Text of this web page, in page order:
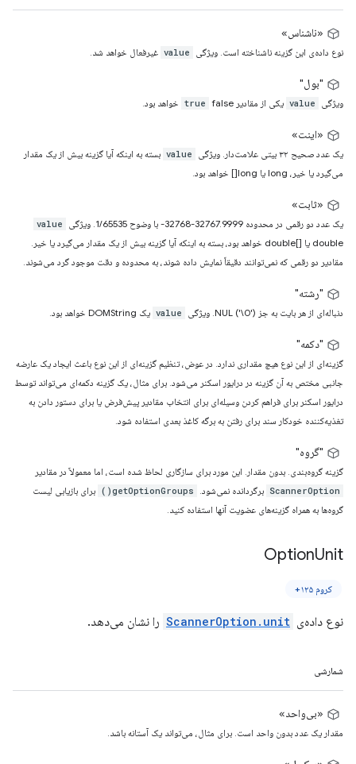
«ناشناس»
نوع داده‌ی این گزینه ناشناخته است. ویژگی value غیرفعال خواهد شد.
"بول"
ویژگی value یکی از مقادیر true false خواهد بود.
«اینت»
یک عدد صحیح ۳۲ بیتی علامت‌دار. ویژگی value بسته به اینکه آیا گزینه بیش از یک مقدار
می‌گیرد یا خیر، long یا long[] خواهد بود.
«ثابت»
یک عدد دو رقمی در محدوده ‎-32768-32767.9999‎ با وضوح ‎1/65535‎. ویژگی value
‎double‎ یا ‎double[]‎ خواهد بود، بسته به اینکه آیا گزینه بیش از یک مقدار می‌گیرد یا خیر.
مقادیر دو رقمی که نمی‌توانند دقیقاً نمایش داده شوند، به محدوده و دقت موجود گرد می‌شوند.
"رشته"
دنباله‌ای از هر بایت به جز NUL ('\0'). ویژگی value یک DOMString خواهد بود.
"دکمه"
گزینه‌ای از این نوع هیچ مقداری ندارد. در عوض، تنظیم گزینه‌ای از این نوع باعث ایجاد یک عارضه
جانبی مختص به آن گزینه در درایور اسکنر می‌شود. برای مثال، یک گزینه دکمه‌ای می‌تواند توسط
درایور اسکنر برای فراهم کردن وسیله‌ای برای انتخاب مقادیر پیش‌فرض یا برای دستور دادن به
تغذیه‌کننده خودکار سند برای رفتن به برگه کاغذ بعدی استفاده شود.
"گروه"
گزینه گروه‌بندی. بدون مقدار. این مورد برای سازگاری لحاظ شده است، اما معمولاً در مقادیر
ScannerOption برگردانده نمی‌شود. getOptionGroups()
برای بازیابی لیست
گروه‌ها به همراه گزینه‌های عضویت آنها استفاده کنید.
OptionUnit
کروم ۱۲۵+
نوع داده‌ی ScannerOption.unit را نشان می‌دهد.
شمارشی
«بی‌واحد»
مقدار یک عدد بدون واحد است. برای مثال، می‌تواند یک آستانه باشد.